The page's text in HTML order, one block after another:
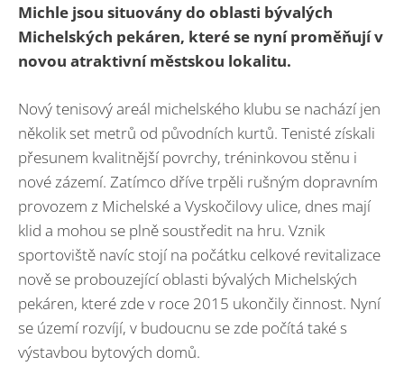
Michle jsou situovány do oblasti bývalých
Michelských pekáren, které se nyní proměňují v
novou atraktivní městskou lokalitu.
Nový tenisový areál michelského klubu se nachází jen
několik set metrů od původních kurtů. Tenisté získali
přesunem kvalitnější povrchy, tréninkovou stěnu i
nové zázemí. Zatímco dříve trpěli rušným dopravním
provozem z Michelské a Vyskočilovy ulice, dnes mají
klid a mohou se plně soustředit na hru. Vznik
sportoviště navíc stojí na počátku celkové revitalizace
nově se probouzející oblasti bývalých Michelských
pekáren, které zde v roce 2015 ukončily činnost. Nyní
se území rozvíjí, v budoucnu se zde počítá také s
výstavbou bytových domů.